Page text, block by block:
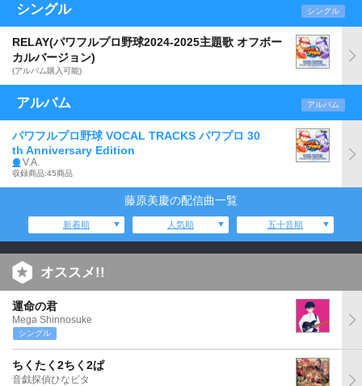
シングル シングル
RELAY(パワフルプロ野球2024-2025主題歌 オフボー
カルバージョン)
(アルバム購入可能)
アルバム アルバム
パワフルプロ野球 VOCAL TRACKS パワプロ 30
th Anniversary Edition
V.A.
収録商品:45商品
藤原美慶の配信曲一覧
新着順 人気順 五十音順
オススメ!!
運命の君
Mega Shinnosuke
シングル
ちくたく2ちく2ぱ
音戯探偵ひなビタ